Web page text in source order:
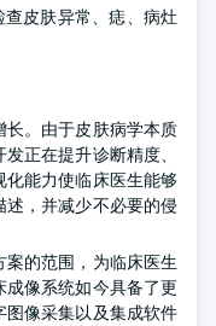
皮肤异常、痣、病灶
。由于皮肤病学本质
正在提升诊断精度、
能力使临床医生能够
，并减少不必要的侵
的范围，为临床医生
像系统如今具备了更
像采集以及集成软件